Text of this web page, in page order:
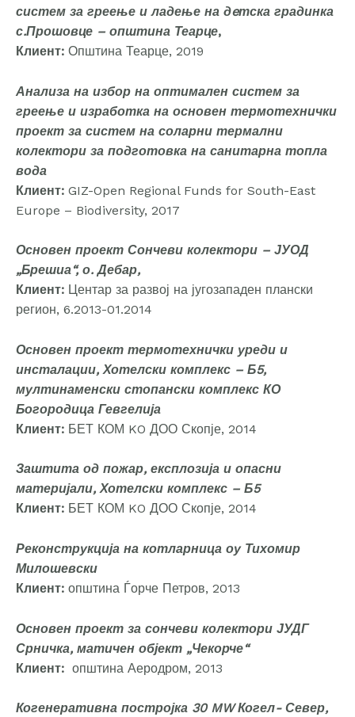
систем за греење и ладење на дeтска градинка
с.Прошовце – општина Теарце,
Клиент: Општина Теарце, 2019
Анализа на избор на оптимален систем за
греење и изработка на основен термотехнички
проект за систем на соларни термални
колектори за подготовка на санитарна топла
вода
Клиент: GIZ-Open Regional Funds for South-East
Europe – Biodiversity, 2017
Основен проект Сончеви колектори – ЈУОД
„Брешиа“, о. Дебар,
Клиент: Центар за развој на југозападен плански
регион, 6.2013-01.2014
Основен проект термотехнички уреди и
инсталации, Хотелски комплекс – Б5,
мултинаменски стопански комплекс КО
Богородица Гевгелија
Клиент: БЕТ КОМ KO ДОО Скопје, 2014
Заштита од пожар, експлозија и опасни
материјали, Хотелски комплекс – Б5
Клиент: БЕТ КОМ KO ДОО Скопје, 2014
Реконструкција на котларница оу Тихомир
Милошевски
Клиент: општина Ѓорче Петров, 2013
Основен проект за сончеви колектори ЈУДГ
Срничка, матичен објект „Чекорче“
Клиент: општина Аеродром, 2013
Когенеративна постројка 30 MW Когел- Север,